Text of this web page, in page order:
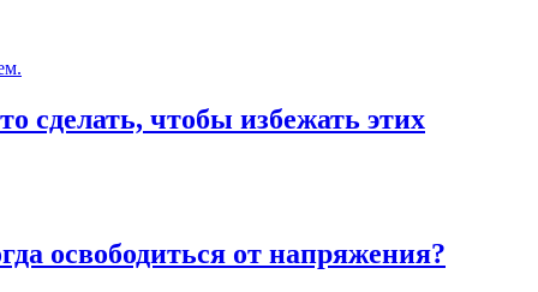
сделать, чтобы избежать этих
освободиться от напряжения?